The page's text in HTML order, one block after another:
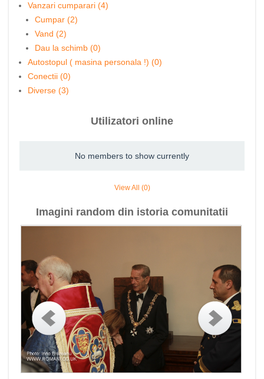
Vanzari cumparari (4)
Cumpar (2)
Vand (2)
Dau la schimb (0)
Autostopul ( masina personala !) (0)
Conectii (0)
Diverse (3)
Utilizatori online
No members to show currently
View All (0)
Imagini random din istoria comunitatii